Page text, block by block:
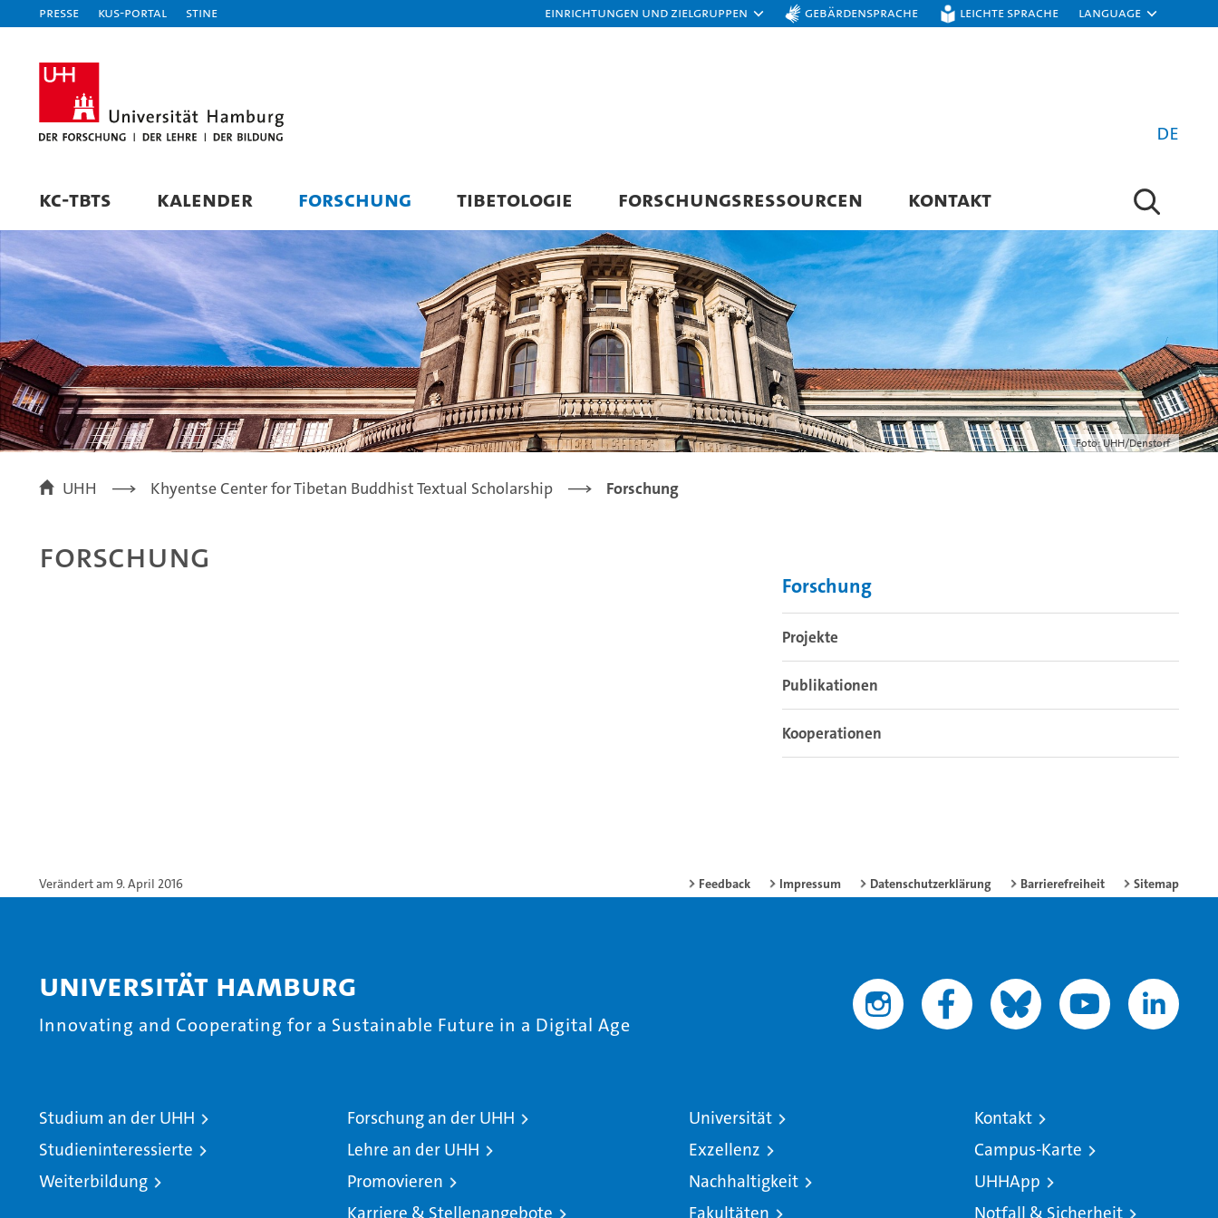
Presse KUS-Portal STiNE Einrichtungen und Zielgruppen Gebärdensprache Leichte Sprache Language
de
KC-TBTS KALENDER FORSCHUNG TIBETOLOGIE FORSCHUNGSRESSOURCEN KONTAKT
Foto: UHH/Denstorf
UHH Khyentse Center for Tibetan Buddhist Textual Scholarship Forschung
Forschung
Forschung
Projekte
Publikationen
Kooperationen
Verändert am 9. April 2016 Feedback Impressum Datenschutzerklärung Barrierefreiheit Sitemap
Universität Hamburg
Innovating and Cooperating for a Sustainable Future in a Digital Age
Studium an der UHH
Studieninteressierte
Weiterbildung
Forschung an der UHH
Lehre an der UHH
Promovieren
Karriere & Stellenangebote
Universität
Exzellenz
Nachhaltigkeit
Fakultäten
Kontakt
Campus-Karte
UHHApp
Notfall & Sicherheit